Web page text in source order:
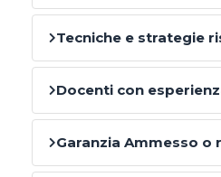
Tecniche e strategie
Docenti con
Garanzia Ammesso o